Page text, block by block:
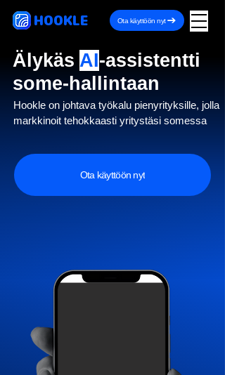
HOOKLE Ota käyttöön nyt
Älykäs AI-assistentti
some-hallintaan
Hookle on johtava työkalu pienyrityksille, jolla
markkinoit tehokkaasti yritystäsi somessa
Ota käyttöön nyt